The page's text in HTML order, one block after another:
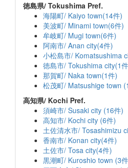
徳島県/ Tokushima Pref.
海陽町/ Kaiyo town(14件)
美波町/ Minami town(6件)
牟岐町/ Mugi town(6件)
阿南市/ Anan city(4件)
小松島市/ Komatsushima
徳島市/ Tokushima city(1
那賀町/ Naka town(1件)
松茂町/ Matsushige town
高知県/ Kochi Pref.
須崎市/ Susaki city (16件)
高知市/ Kochi city (6件)
土佐清水市/ Tosashimizu
香南市/ Konan city(4件)
土佐市/ Tosa city(4件)
黒潮町/ Kuroshio town (3